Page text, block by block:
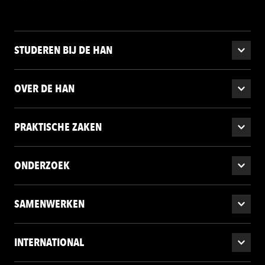
STUDEREN BIJ DE HAN
OVER DE HAN
PRAKTISCHE ZAKEN
ONDERZOEK
SAMENWERKEN
INTERNATIONAL